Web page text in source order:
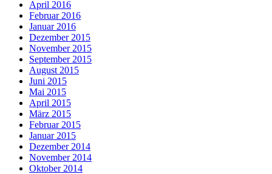
April 2016
Februar 2016
Januar 2016
Dezember 2015
November 2015
September 2015
August 2015
Juni 2015
Mai 2015
April 2015
März 2015
Februar 2015
Januar 2015
Dezember 2014
November 2014
Oktober 2014